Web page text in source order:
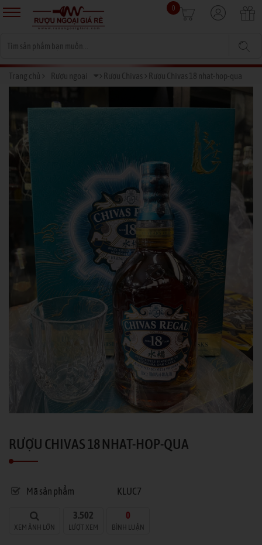
0
Trang chủ Rượu ngoại Rượu Chivas Rượu Chivas 18 nhat-hop-qua
RƯỢU CHIVAS 18 NHAT-HOP-QUA
Mã sản phẩm KLUC7
XEM ẢNH LỚN
3.502
LƯỢT XEM
0
BÌNH LUẬN